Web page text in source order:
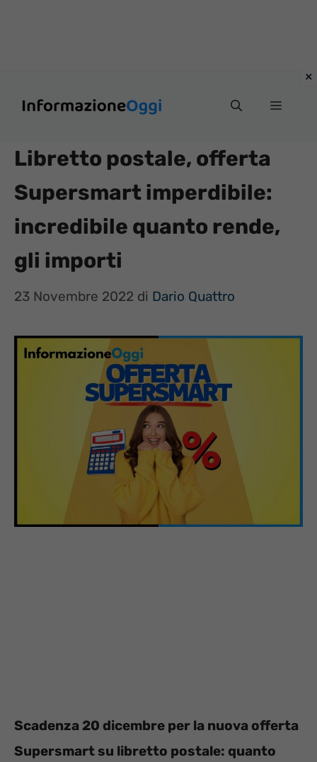
Menu
Libretto postale, offerta
Supersmart imperdibile:
incredibile quanto rende,
gli importi
23 Novembre 2022 di Dario Quattro
Scadenza 20 dicembre per la nuova offerta
Supersmart su libretto postale: quanto